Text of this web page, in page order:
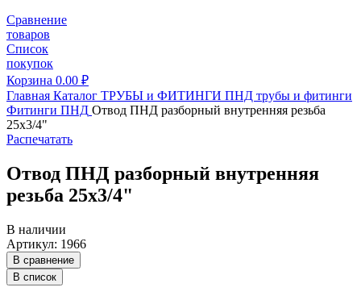
Сравнение
товаров
Список
покупок
Корзина 0.00 ₽
Главная Каталог ТРУБЫ и ФИТИНГИ ПНД трубы и фитинги
Фитинги ПНД Отвод ПНД разборный внутренняя резьба
25х3/4"
Распечатать
Отвод ПНД разборный внутренняя
резьба 25х3/4"
В наличии
Артикул: 1966
В сравнение
В список